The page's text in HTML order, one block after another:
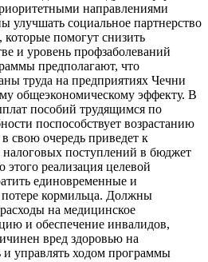
направлениями
социальное партнерство
помогут снизить
и уровень профзаболеваний
предполагают, что
труда на предприятиях Чечни
общеэкономическому эффекту. В
пособий трудящимся по
поспособствует возрастанию
свою очередь приведет к
поступлений в бюджет
реализация целевой
единовременные и
кормильца. Должны
на медицинское
и обеспечение инвалидов,
вред здоровью на
и управлять ходом программы